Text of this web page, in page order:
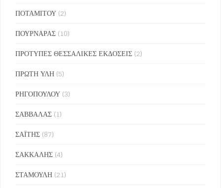
ΠΟΤΑΜΙΤΟΥ (2)
ΠΟΥΡΝΑΡΑΣ (10)
ΠΡΟΤΥΠΕΣ ΘΕΣΣΑΛΙΚΕΣ ΕΚΔΟΣΕΙΣ (2)
ΠΡΩΤΗ ΥΛΗ (5)
ΡΗΓΟΠΟΥΛΟΥ (3)
ΣΑΒΒΑΛΑΣ (1)
ΣΑΪΤΗΣ (87)
ΣΑΚΚΑΛΗΣ (4)
ΣΤΑΜΟΥΛΗ (21)